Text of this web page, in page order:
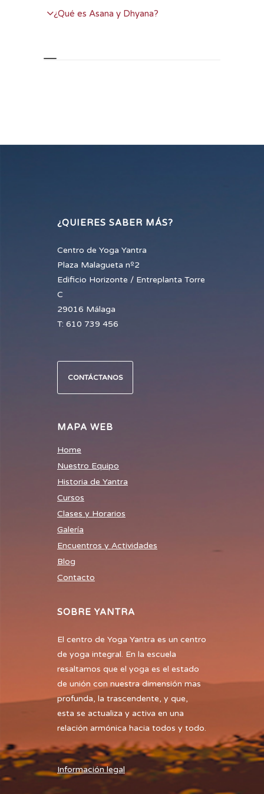
desnudándonos de nuestras identificaciones,
aprenda a ajustar la práctica a su propia
propuesta abierta a todos: no iniciados,
complementará con la práctica de Asanas.
¿Qué es Asana y Dhyana?
¿QUIERES SABER MÁS?
Centro de Yoga Yantra
Plaza Malagueta nº2
Edificio Horizonte / Entreplanta Torre
C
29016 Málaga
T: 610 739 456
CONTÁCTANOS
MAPA WEB
Home
Nuestro Equipo
Historia de Yantra
Cursos
Clases y Horarios
Galería
Encuentros y Actividades
Blog
Contacto
SOBRE YANTRA
El centro de Yoga Yantra es un centro
de yoga integral. En la escuela
resaltamos que el yoga es el estado
de unión con nuestra dimensión mas
profunda, la trascendente, y que,
esta se actualiza y activa en una
relación armónica hacia todos y todo.
Información legal